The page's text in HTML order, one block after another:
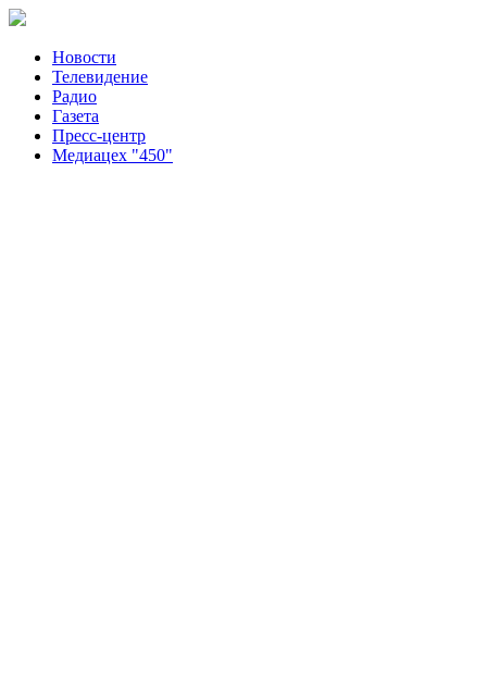
Новости
Телевидение
Радио
Газета
Пресс-центр
Медиацех "450"